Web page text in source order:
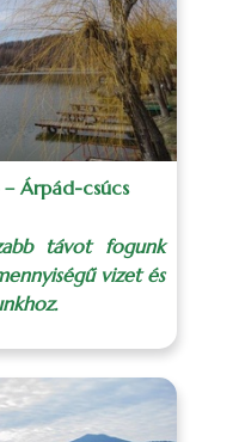
Árpád-csúcs
távot fogunk
vizet és